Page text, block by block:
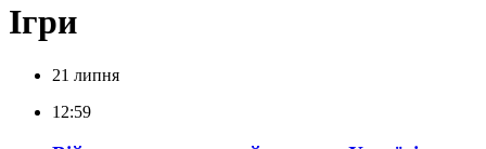
Ігри
21 липня
12:59